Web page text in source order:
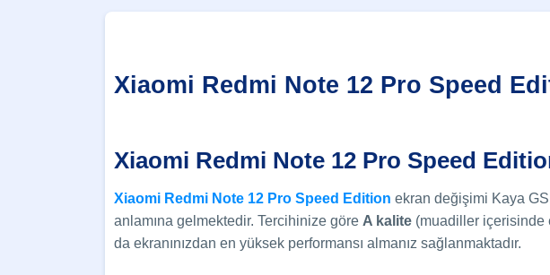
Xiaomi Redmi Note 12 Pro Speed
Xiaomi Redmi Note 12 Pro Speed
Xiaomi Redmi Note 12 Pro Speed Edition ekran değişimi Kaya
anlamına gelmektedir. Tercihinize göre A kalite (muadiller içerisinde
da ekranınızdan en yüksek performansı almanız sağlanmaktadır.